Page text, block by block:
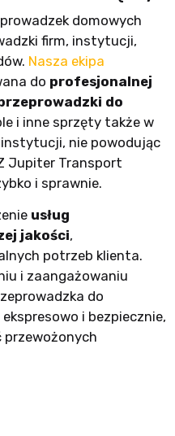
domowych
firm, instytucji,
Nasza ekipa
do profesjonalnej
do
i inne sprzęty także w
nie powodując
Jupiter Transport
i sprawnie.
usług
jakości,
potrzeb klienta.
i zaangażowaniu
do
i bezpiecznie,
przewożonych